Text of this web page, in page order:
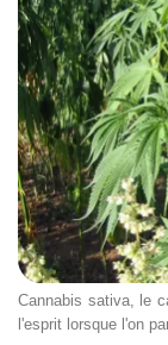
Cannabis sativa, le
l'esprit lorsque l'on